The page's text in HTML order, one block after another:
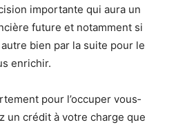
importante qui aura un
future et notamment si
bien par la suite pour le
enrichir.
pour l’occuper vous‐
un crédit à votre charge que